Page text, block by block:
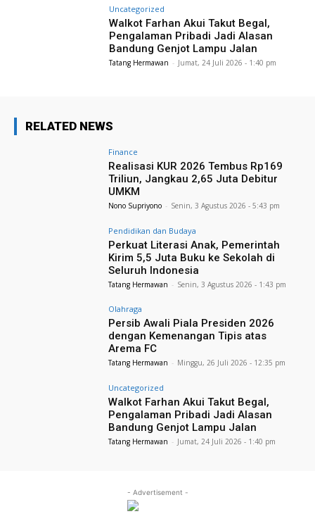
Uncategorized
Walkot Farhan Akui Takut Begal,
Pengalaman Pribadi Jadi Alasan
Bandung Genjot Lampu Jalan
Tatang Hermawan - Jumat, 24 Juli 2026 - 1:40 pm
RELATED NEWS
Finance
Realisasi KUR 2026 Tembus Rp169
Triliun, Jangkau 2,65 Juta Debitur
UMKM
Nono Supriyono - Senin, 3 Agustus 2026 - 5:43 pm
Pendidikan dan Budaya
Perkuat Literasi Anak, Pemerintah
Kirim 5,5 Juta Buku ke Sekolah di
Seluruh Indonesia
Tatang Hermawan - Senin, 3 Agustus 2026 - 1:43 pm
Olahraga
Persib Awali Piala Presiden 2026
dengan Kemenangan Tipis atas
Arema FC
Tatang Hermawan - Minggu, 26 Juli 2026 - 12:35 pm
Uncategorized
Walkot Farhan Akui Takut Begal,
Pengalaman Pribadi Jadi Alasan
Bandung Genjot Lampu Jalan
Tatang Hermawan - Jumat, 24 Juli 2026 - 1:40 pm
- Advertisement -